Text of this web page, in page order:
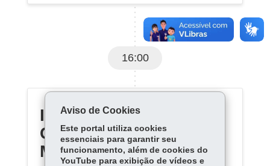
16:00
INST ED E PROF
CESAR P MARTINEZ F
M N P
Aviso de Cookies
Este portal utiliza cookies
essenciais para garantir seu
funcionamento, além de cookies do
YouTube para exibição de vídeos e